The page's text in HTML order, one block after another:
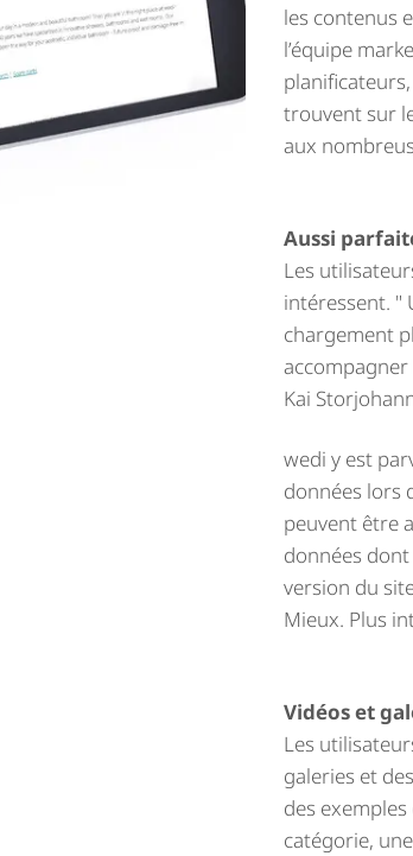
les contenus
l’équipe
trouvent sur
aux
Aussi
Les
intéressent. "
chargement
Kai
wedi y est
données lors
peuvent être
données
version du
Mieux. Plus
Vidéos et
Les
galeries et
des
catégorie,